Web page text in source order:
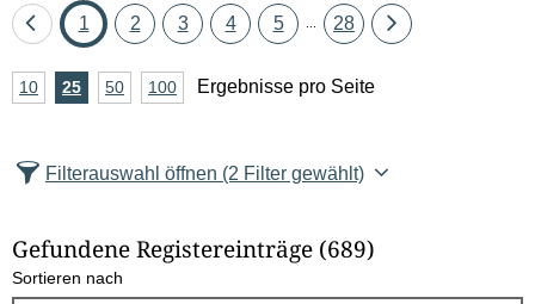
Eine
zurück
Seite
1 Seite
2 Seite
3 Seite
4 Seite
5 Seite
28
Eine
A
z
l
E
10Ergebnisse
25Ergebnisse
50Ergebnisse
100Ergebnisse
Ergebnisse pro Seite
Filterauswahl öffnen (2 Filter gewählt)
Gefundene Registereinträge (689)
Sortieren nach